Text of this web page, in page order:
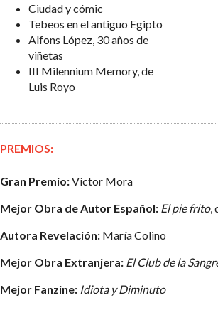
Ciudad y cómic
Tebeos en el antiguo Egipto
Alfons López, 30 años de
viñetas
III Milennium Memory, de
Luis Royo
PREMIOS:
Gran Premio:Víctor Mora
Mejor Obra de Autor Español: El pie frito,
Autora Revelación: María Colino
Mejor Obra Extranjera: El Club de la
Mejor Fanzine: Idiota y Diminuto